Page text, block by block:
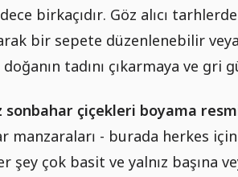
birkaçıdır. Göz alıcı
bir sepete düzenlenebilir
tadını çıkarmaya ve
sonbahar çiçekleri boyama
- burada herkes
şey çok basit ve yalnız başına